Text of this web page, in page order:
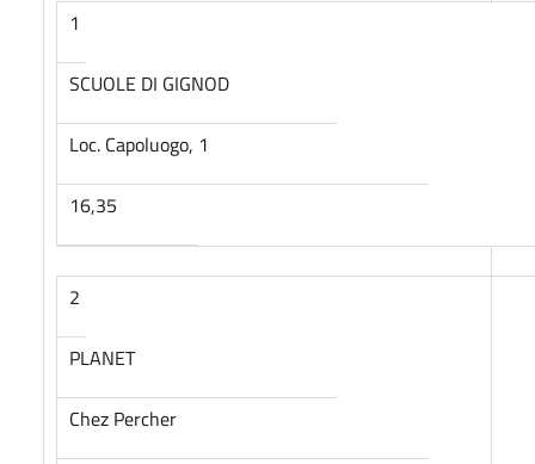
1
SCUOLE DI GIGNOD
Loc. Capoluogo, 1
16,35
2
PLANET
Chez Percher